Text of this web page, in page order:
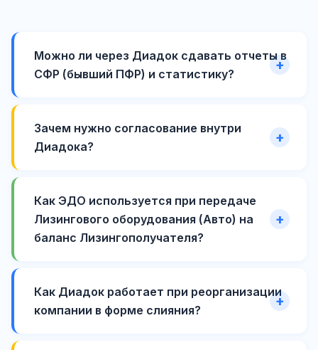
Можно ли через Диадок сдавать отчеты в
СФР (бывший ПФР) и статистику?
Зачем нужно согласование внутри
Диадока?
Как ЭДО используется при передаче
Лизингового оборудования (Авто) на
баланс Лизингополучателя?
Как Диадок работает при реорганизации
компании в форме слияния?